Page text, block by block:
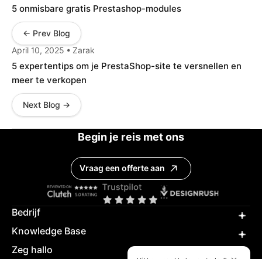
5 onmisbare gratis Prestashop-modules
← Prev Blog
April 10, 2025 • Zarak
5 expertentips om je PrestaShop-site te versnellen en
meer te verkopen
Next Blog →
Begin je reis met ons
Vraag een offerte aan
Bedrijf
Knowledge Base
Zeg hallo